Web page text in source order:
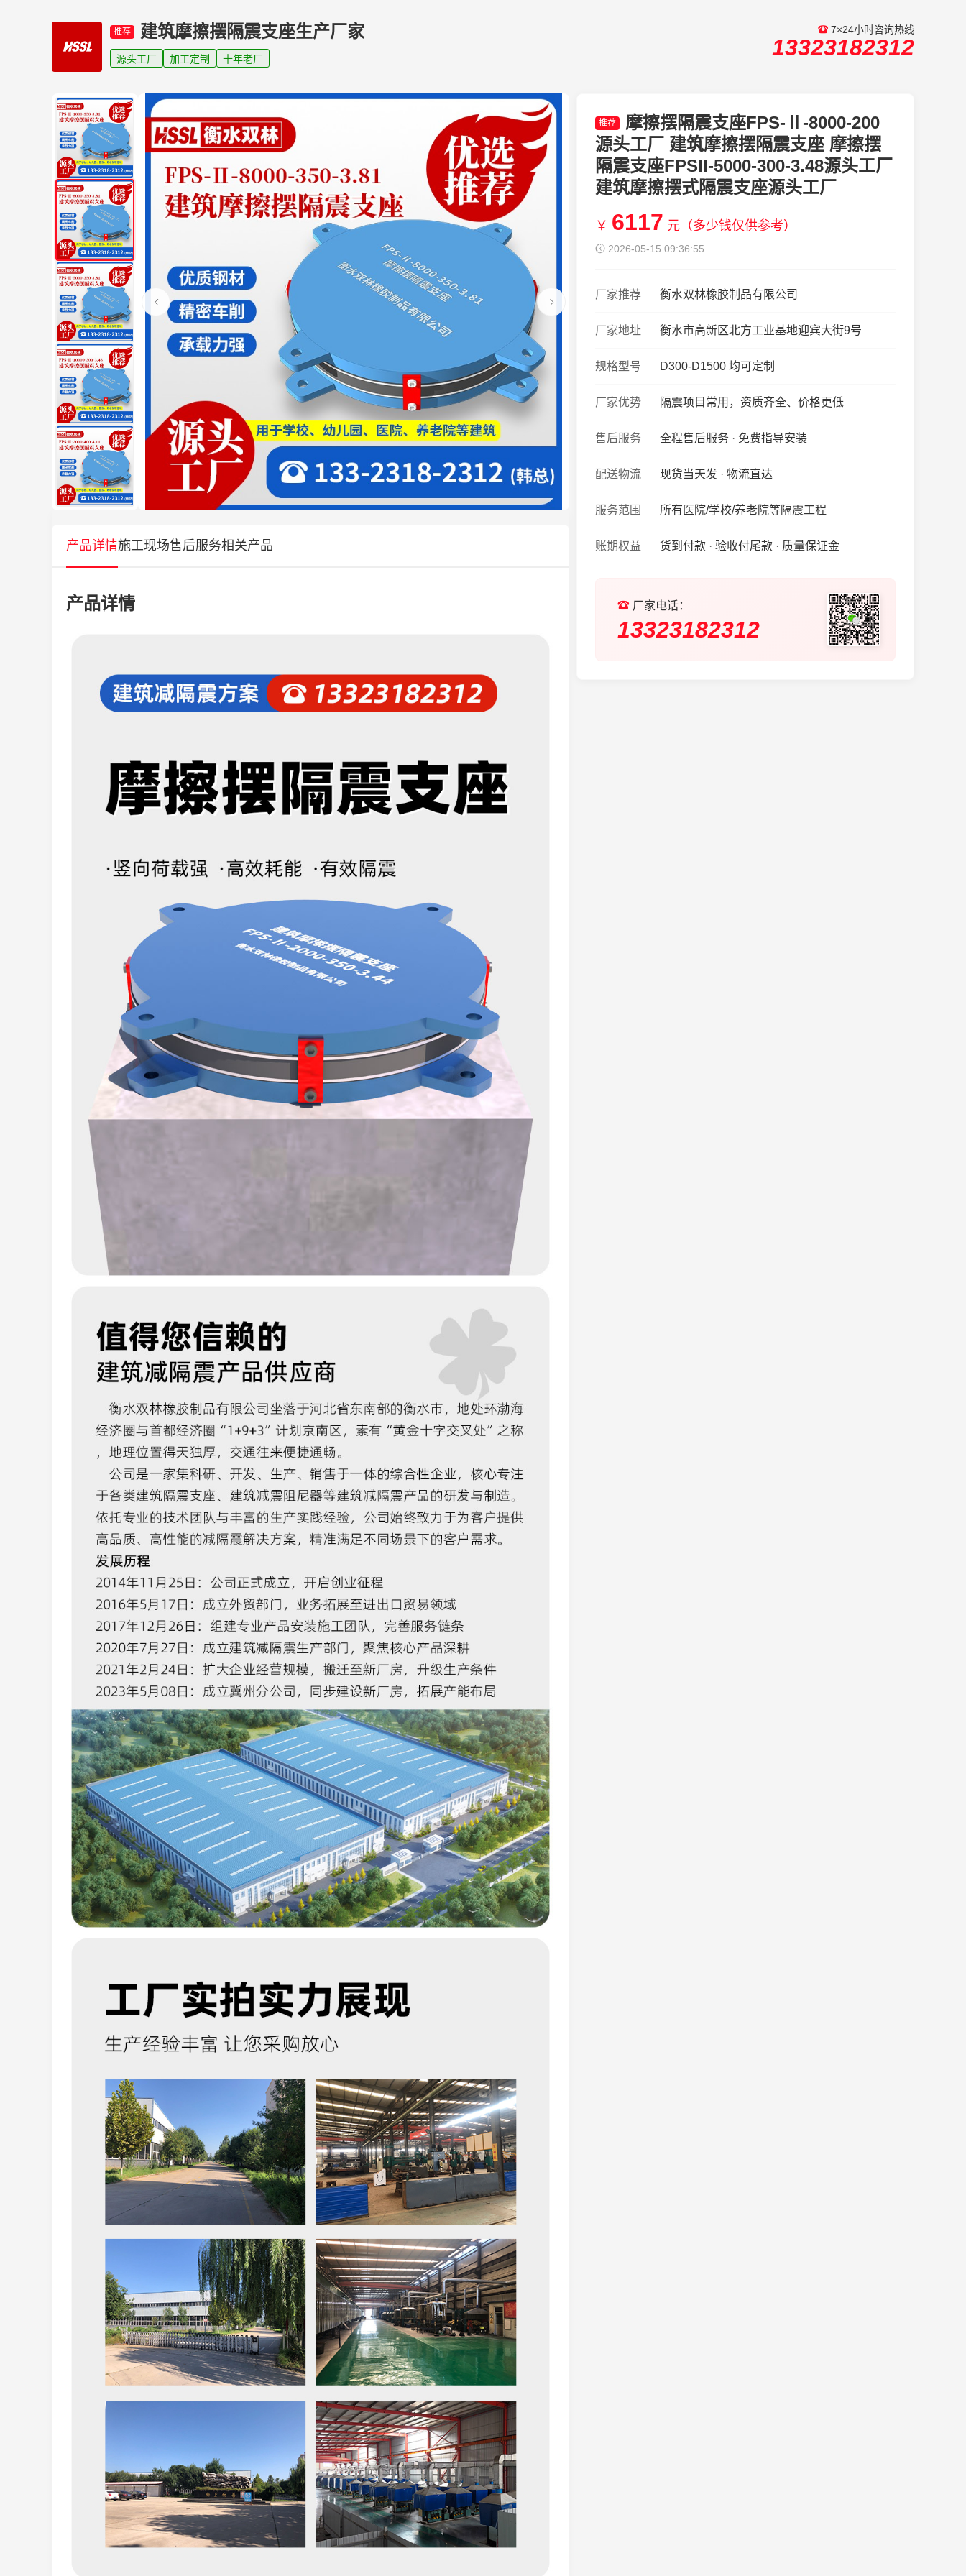
推荐 建筑摩擦摆隔震支座生产厂家
源头工厂 加工定制 十年老厂
7×24小时咨询热线
13323182312
推荐
摩擦摆隔震支座FPS-Ⅱ-8000-200
源头工厂 建筑摩擦摆隔震支座 摩擦摆
隔震支座FPSII-5000-300-3.48源头工厂
建筑摩擦摆式隔震支座源头工厂
￥ 6117 元（多少钱仅供参考）
2026-05-15 09:36:55
厂家推荐 衡水双林橡胶制品有限公司
厂家地址 衡水市高新区北方工业基地迎宾大街9号
规格型号 D300-D1500 均可定制
厂家优势 隔震项目常用，资质齐全、价格更低
售后服务 全程售后服务 · 免费指导安装
配送物流 现货当天发 · 物流直达
服务范围 所有医院/学校/养老院等隔震工程
账期权益 货到付款 · 验收付尾款 · 质量保证金
厂家电话：
13323182312
产品详情施工现场售后服务相关产品
产品详情